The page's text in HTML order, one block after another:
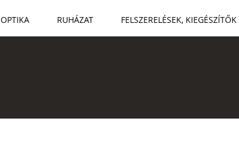
OPTIKA RUHÁZAT FELSZERELÉSEK, KIEGÉSZÍTŐK